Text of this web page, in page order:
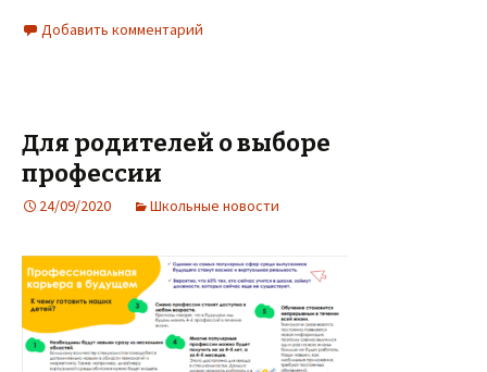
Добавить комментарий
Для родителей о выборе
профессии
24/09/2020 Школьные новости